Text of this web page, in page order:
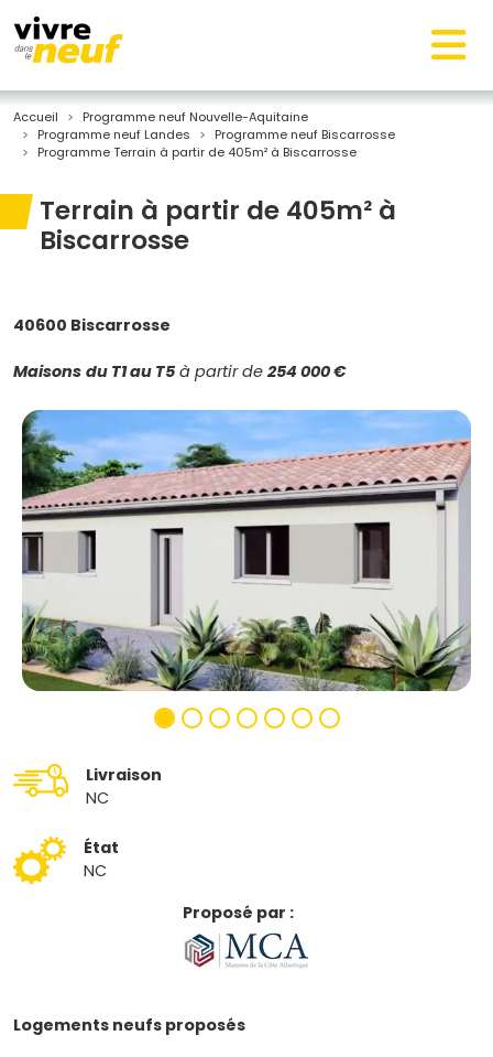
Accueil
Programme neuf Nouvelle-Aquitaine
Programme neuf Landes
Programme neuf Biscarrosse
Programme Terrain à partir de 405m² à Biscarrosse
Terrain à partir de 405m² à
Biscarrosse
40600 Biscarrosse
Maisons du T1 au T5 à partir de 254 000 €
Livraison
NC
État
NC
Proposé par :
Logements neufs proposés